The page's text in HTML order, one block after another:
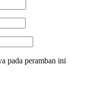
pada peramban ini